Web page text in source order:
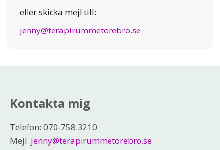
eller skicka mejl till:
jenny@terapirummetorebro.se
Kontakta mig
Telefon: 070-758 3210
Mejl: jenny@terapirummetorebro.se